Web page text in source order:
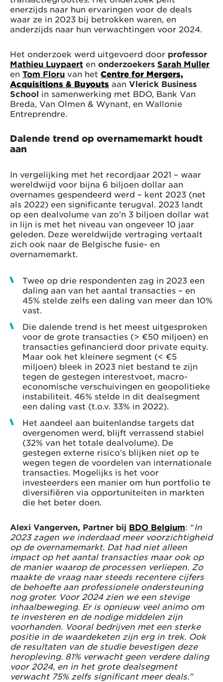
enerzijds naar hun ervaringen voor de deals
waar ze in 2023 bij betrokken waren, en
anderzijds naar hun verwachtingen voor 2024.
Het onderzoek werd uitgevoerd door professor
Mathieu Luypaert en onderzoekers Sarah Muller
en Tom Floru van het Centre for Mergers,
Acquisitions & Buyouts aan Vlerick Business
School in samenwerking met BDO, Bank Van
Breda, Van Olmen & Wynant, en Wallonie
Entreprendre.
Dalende trend op overnamemarkt houdt
aan
In vergelijking met het recordjaar 2021 – waar
wereldwijd voor bijna 6 biljoen dollar aan
overnames gespendeerd werd – kent 2023 (net
als 2022) een significante terugval. 2023 landt
op een dealvolume van zo’n 3 biljoen dollar wat
in lijn is met het niveau van ongeveer 10 jaar
geleden. Deze wereldwijde vertraging vertaalt
zich ook naar de Belgische fusie- en
overnamemarkt.
Twee op drie respondenten zag in 2023 een
daling aan van het aantal transacties – en
45% stelde zelfs een daling van meer dan 10%
vast.
Die dalende trend is het meest uitgesproken
voor de grote transacties (> €50 miljoen) en
transacties gefinancierd door private equity.
Maar ook het kleinere segment (< €5
miljoen) bleek in 2023 niet bestand te zijn
tegen de gestegen interestvoet, macro-
economische verschuivingen en geopolitieke
instabiliteit. 46% stelde in dit dealsegment
een daling vast (t.o.v. 33% in 2022).
Het aandeel aan buitenlandse targets dat
overgenomen werd, blijft verrassend stabiel
(32% van het totale dealvolume). De
gestegen externe risico’s blijken niet op te
wegen tegen de voordelen van internationale
transacties. Mogelijks is het voor
investeerders een manier om hun portfolio te
diversifiëren via opportuniteiten in markten
die het beter doen.
Alexi Vangerven, Partner bij BDO Belgium: “In
2023 zagen we inderdaad meer voorzichtigheid
op de overnamemarkt. Dat had niet alleen
impact op het aantal transacties maar ook op
de manier waarop de processen verliepen. Zo
maakte de vraag naar steeds recentere cijfers
de behoefte aan professionele ondersteuning
nog groter. Voor 2024 zien we een stevige
inhaalbeweging. Er is opnieuw veel animo om
te investeren en de nodige middelen zijn
voorhanden. Vooral bedrijven met een sterke
positie in de waardeketen zijn erg in trek. Ook
de resultaten van de studie bevestigen deze
heropleving. 81% verwacht geen verdere daling
voor 2024, en in het grote dealsegment
verwacht 75% zelfs significant meer deals.”